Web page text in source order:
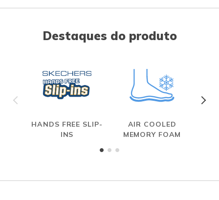
Destaques do produto
HANDS FREE SLIP-
INS
AIR COOLED
MEMORY FOAM